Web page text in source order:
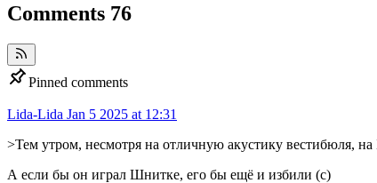
Comments 76
Pinned comments
Lida-Lida Jan 5 2025 at 12:31
>Тем утром, несмотря на отличную акустику вестибюля,
А если бы он играл Шнитке, его бы ещё и избили (с)